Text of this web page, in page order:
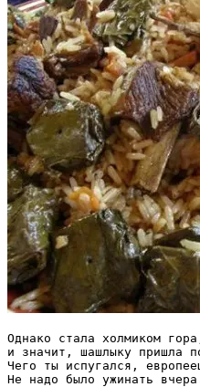
Однако стала холмиком
и значит, шашлыку пришла
Чего ты испугался,
Не надо было ужинать